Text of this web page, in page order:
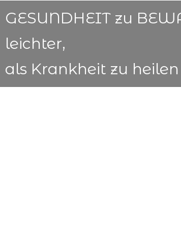
GESUNDHEIT zu
leichter,
als Krankheit zu heilen